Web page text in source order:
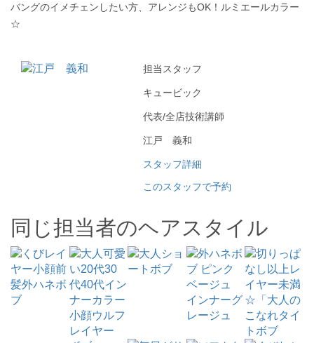
バングのイメチェンしたい方、アレンジもOK！ルミエールカラー
☆
担当スタッフ
キュービック
代表/全店技術講師
江戸 義和
スタッフ詳細
このスタッフで予約
同じ担当者のヘアスタイル